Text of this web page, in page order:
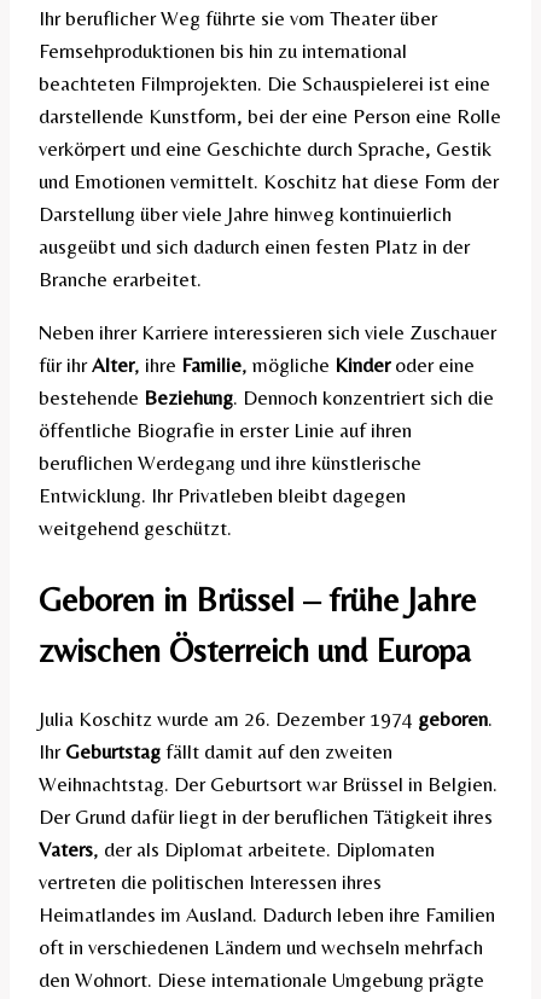
Ihr beruflicher Weg führte sie vom Theater über
Fernsehproduktionen bis hin zu international
beachteten Filmprojekten. Die Schauspielerei ist eine
darstellende Kunstform, bei der eine Person eine Rolle
verkörpert und eine Geschichte durch Sprache, Gestik
und Emotionen vermittelt. Koschitz hat diese Form der
Darstellung über viele Jahre hinweg kontinuierlich
ausgeübt und sich dadurch einen festen Platz in der
Branche erarbeitet.
Neben ihrer Karriere interessieren sich viele Zuschauer
für ihrAlter, ihre Familie, mögliche Kinderoder eine
bestehende Beziehung. Dennoch konzentriert sich die
öffentliche Biografie in erster Linie auf ihren
beruflichen Werdegang und ihre künstlerische
Entwicklung. Ihr Privatleben bleibt dagegen
weitgehend geschützt.
Geboren in Brüssel – frühe Jahre
zwischen Österreich und Europa
Julia Koschitz wurde am 26. Dezember 1974 geboren.
Ihr Geburtstag fällt damit auf den zweiten
Weihnachtstag. Der Geburtsort war Brüssel in Belgien.
Der Grund dafür liegt in der beruflichen Tätigkeit ihres
Vaters, der als Diplomat arbeitete. Diplomaten
vertreten die politischen Interessen ihres
Heimatlandes im Ausland. Dadurch leben ihre Familien
oft in verschiedenen Ländern und wechseln mehrfach
den Wohnort. Diese internationale Umgebung prägte